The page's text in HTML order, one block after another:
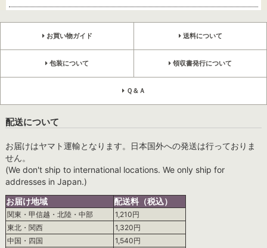
お買い物ガイド 送料について
包装について 領収書発行について
Ｑ＆Ａ
配送について
お届けはヤマト運輸となります。日本国外への発送は行っておりま
せん。
(We don't ship to international locations. We only ship for
addresses in Japan.)
お届け地域
配送料（税込）
関東・甲信越・北陸・中部
1,210円
東北・関西
1,320円
中国・四国
1,540円